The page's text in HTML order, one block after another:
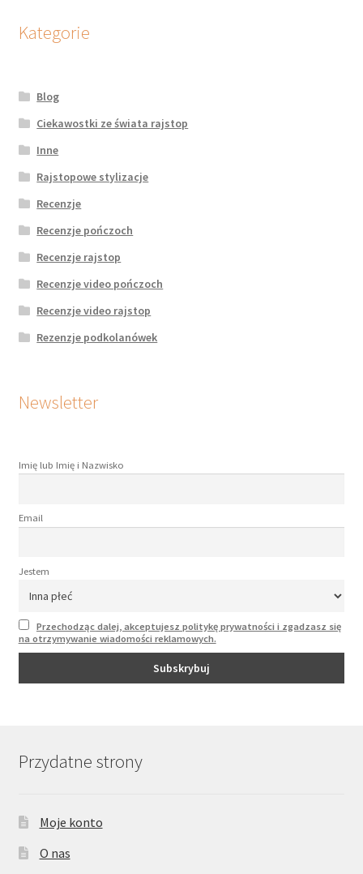
Kategorie
Blog
Ciekawostki ze świata rajstop
Inne
Rajstopowe stylizacje
Recenzje
Recenzje pończoch
Recenzje rajstop
Recenzje video pończoch
Recenzje video rajstop
Rezenzje podkolanówek
Newsletter
Imię lub Imię i Nazwisko
Email
Jestem
Przechodząc dalej, akceptujesz politykę prywatności i zgadzasz się
na otrzymywanie wiadomości reklamowych.
Przydatne strony
Moje konto
O nas